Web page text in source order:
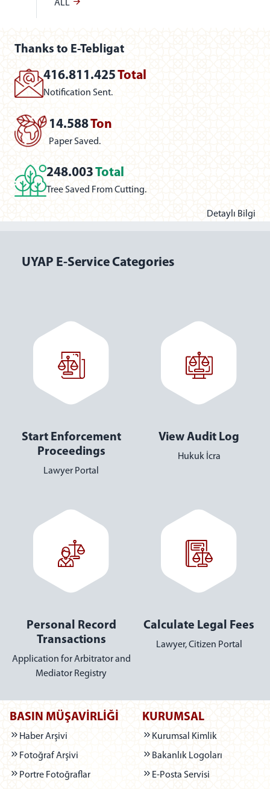
ALL
Thanks to E-Tebligat
416.811.425Total
Notification Sent.
14.588Ton
Paper Saved.
248.003Total
Tree Saved From Cutting.
Detaylı Bilgi
UYAP E-Service Categories
Start Enforcement
Proceedings
Lawyer Portal
View Audit Log
Hukuk İcra
Personal Record
Transactions
Application for Arbitrator and
Mediator Registry
Calculate Legal Fees
Lawyer, Citizen Portal
BASIN MÜŞAVİRLİĞİ
Haber Arşivi
Fotoğraf Arşivi
Portre Fotoğraflar
KURUMSAL
Kurumsal Kimlik
Bakanlık Logoları
E-Posta Servisi